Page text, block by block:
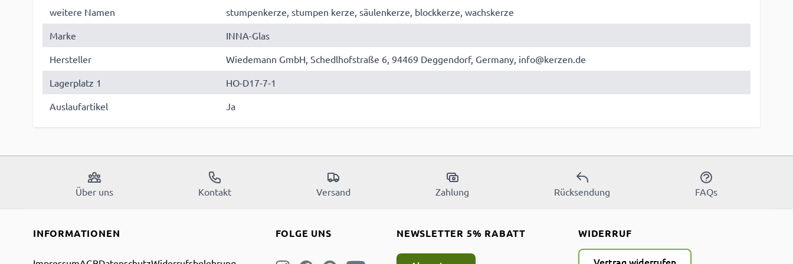
weitere Namen
stumpenkerze, stumpen kerze, säulenkerze, blockkerze, wachskerze
Marke
INNA-Glas
Hersteller
Wiedemann GmbH, Schedlhofstraße 6, 94469 Deggendorf, Germany, info@kerzen.de
Lagerplatz 1
HO-D17-7-1
Auslaufartikel
Ja
Über uns Kontakt Versand Zahlung Rücksendung FAQs
INFORMATIONEN FOLGE UNS NEWSLETTER 5% RABATT WIDERRUF